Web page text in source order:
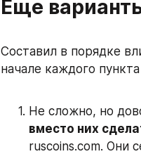
Еще
Составил в порядке
начале каждого
Не сложно, но
вместо них
ruscoins.com. Они